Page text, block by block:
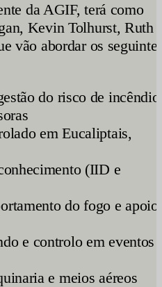
da AGIF, terá como
Kevin Tolhurst, Ruth
vão abordar os
do risco de incêndio
em Eucaliptais,
(IID e
do fogo e apoio
e controlo em eventos
e meios aéreos